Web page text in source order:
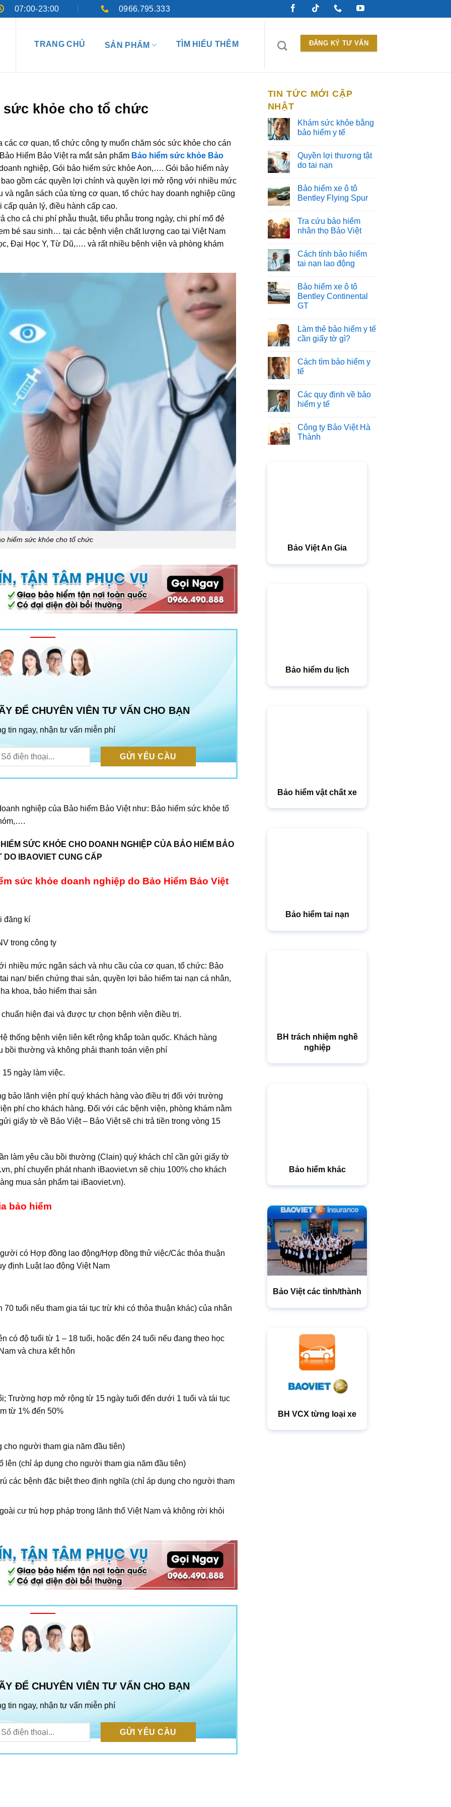
07:00-23:00 0966.795.333
TRANG CHỦ SẢN PHẨM TÌM HIỂU THÊM ĐĂNG KÝ TƯ VẤN
sức khỏe cho tổ chức
cơ quan, tổ chức công ty muốn chăm sóc sức khỏe cho cán
Hiểm Bảo Việt ra mắt sản phẩm Bảo hiểm sức khỏe Bảo
nghiệp, Gói bảo hiểm sức khỏe Aon,…. Gói bảo hiểm này
gồm các quyền lợi chính và quyền lợi mở rộng với nhiều mức
ngân sách của từng cơ quan, tổ chức hay doanh nghiệp cũng
quản lý, điều hành cấp cao.
cho cả chi phí phẫu thuật, tiểu phẫu trong ngày, chi phí mổ đẻ
bé sau sinh… tại các bệnh viện chất lượng cao tại Việt Nam
Đại Học Y, Từ Dũ,…. và rất nhiều bệnh viện và phòng khám
hiểm sức khỏe cho tổ chức
ĐỂ CHUYÊN VIÊN TƯ VẤN CHO BẠN
tin ngay, nhận tư vấn miễn phí
nghiệp của Bảo hiểm Bảo Việt như: Bảo hiểm sức khỏe tổ
SỨC KHỎE CHO DOANH NGHIỆP CỦA BẢO HIỂM BẢO
DO IBAOVIET CUNG CẤP
sức khỏe doanh nghiệp do Bảo Hiểm Bảo Việt
đăng kí
trong công ty
nhiều mức ngân sách và nhu cầu của cơ quan, tổ chức: Bảo
nạn/ biến chứng thai sản, quyền lợi bảo hiểm tai nạn cá nhân,
khoa, bảo hiểm thai sản
hiện đại và được tự chọn bệnh viện điều trị.
thống bệnh viện liên kết rộng khắp toàn quốc. Khách hàng
bồi thường và không phải thanh toán viện phí
ngày làm việc.
bảo lãnh viện phí quý khách hàng vào điều trị đối với trường
phí cho khách hàng. Đối với các bệnh viện, phòng khám nằm
giấy tờ về Bảo Việt – Bảo Việt sẽ chi trả tiền trong vòng 15
làm yêu cầu bồi thường (Clain) quý khách chỉ cần gửi giấy tờ
phí chuyển phát nhanh iBaoviet.vn sẽ chịu 100% cho khách
mua sản phẩm tại iBaoviet.vn).
bảo hiểm
có Hợp đồng lao động/Hợp đồng thử việc/Các thỏa thuận
định Luật lao động Việt Nam
tuổi nếu tham gia tái tục trừ khi có thỏa thuận khác) của nhân
có độ tuổi từ 1 – 18 tuổi, hoặc đến 24 tuổi nếu đang theo học
và chưa kết hôn
Trường hợp mở rộng từ 15 ngày tuổi đến dưới 1 tuổi và tái tục
từ 1% đến 50%
cho người tham gia năm đầu tiên)
lên (chỉ áp dụng cho người tham gia năm đầu tiên)
các bệnh đặc biệt theo định nghĩa (chỉ áp dụng cho người tham
cư trú hợp pháp trong lãnh thổ Việt Nam và không rời khỏi
ĐỂ CHUYÊN VIÊN TƯ VẤN CHO BẠN
tin ngay, nhận tư vấn miễn phí
TIN TỨC MỚI CẬP
NHẬT
Khám sức khỏe bằng
bảo hiểm y tế
Quyền lợi thương tật
do tai nạn
Bảo hiểm xe ô tô
Bentley Flying Spur
Tra cứu bảo hiểm
nhân thọ Bảo Việt
Cách tính bảo hiểm
tai nạn lao động
Bảo hiểm xe ô tô
Bentley Continental
GT
Làm thẻ bảo hiểm y tế
cần giấy tờ gì?
Cách tìm bảo hiểm y
tế
Các quy định về bảo
hiểm y tế
Công ty Bảo Việt Hà
Thành
Bảo Việt An Gia
Bảo hiểm du lịch
Bảo hiểm vật chất xe
Bảo hiểm tai nạn
BH trách nhiệm nghề
nghiệp
Bảo hiểm khác
Bảo Việt các tỉnh/thành
BH VCX từng loại xe